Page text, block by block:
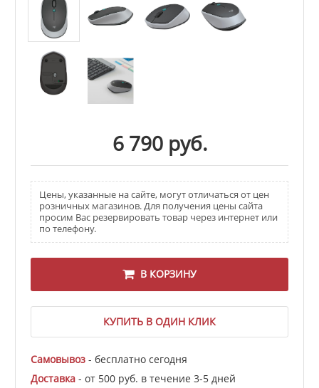
6 790 руб.
Цены, указанные на сайте, могут отличаться от цен
розничных магазинов. Для получения цены сайта
просим Вас резервировать товар через интернет или
по телефону.
В КОРЗИНУ
КУПИТЬ В ОДИН КЛИК
Самовывоз - бесплатно сегодня
Доставка - от 500 руб. в течение 3-5 дней